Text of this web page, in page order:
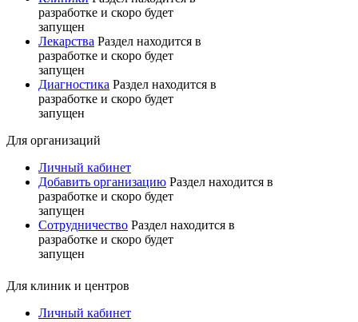
разработке и скоро будет
запущен
Лекарства Раздел находится в
разработке и скоро будет
запущен
Диагностика Раздел находится в
разработке и скоро будет
запущен
Для организаций
Личный кабинет
Добавить организацию Раздел находится в
разработке и скоро будет
запущен
Сотрудничество Раздел находится в
разработке и скоро будет
запущен
Для клиник и центров
Личный кабинет